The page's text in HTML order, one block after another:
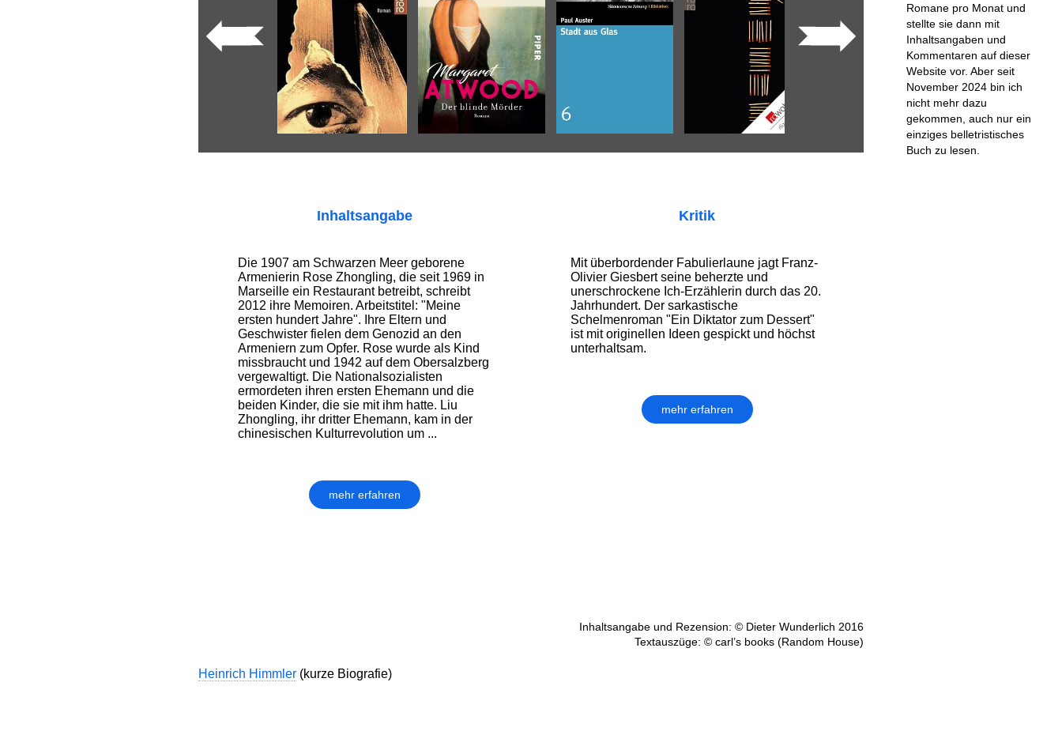
Inhaltsangabe
Die 1907 am Schwarzen Meer geborene
Armenierin Rose Zhongling, die seit 1969 in
Marseille ein Restaurant betreibt, schreibt
2012 ihre Memoiren. Arbeitstitel: "Meine
ersten hundert Jahre". Ihre Eltern und
Geschwister fielen dem Genozid an den
Armeniern zum Opfer. Rose wurde als Kind
missbraucht und 1942 auf dem Ober­salz­berg
vergewaltigt. Die Nationalsozialisten
ermordeten ihren ersten Ehemann und die
beiden Kinder, die sie mit ihm hatte. Liu
Zhongling, ihr dritter Ehemann, kam in der
chinesischen Kulturrevolution um ...
mehr erfahren
Kritik
Mit überbordender Fabulierlaune jagt Franz-
Olivier Giesbert seine beherzte und
unerschrockene Ich-Erzählerin durch das 20.
Jahrhundert. Der sarkastische
Schelmenroman "Ein Diktator zum Dessert"
ist mit originellen Ideen gespickt und höchst
unterhaltsam.
mehr erfahren
Inhaltsangabe und Rezension: © Dieter Wunderlich 2016
Textauszüge: © carl’s books (Random House)
Heinrich Himmler(kurze Biografie)
Romane pro Monat und
stellte sie dann mit
Inhaltsangaben und
Kommentaren auf dieser
Website vor. Aber seit
November 2024 bin ich
nicht mehr dazu
gekommen, auch nur ein
einziges belletristisches
Buch zu lesen.